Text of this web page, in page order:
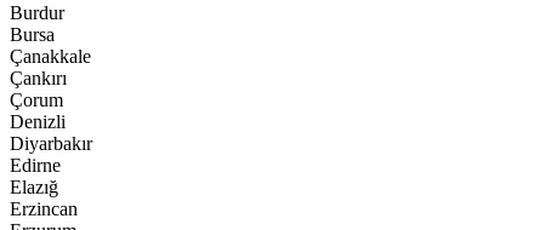
Burdur
Bursa
Çanakkale
Çankırı
Çorum
Denizli
Diyarbakır
Edirne
Elazığ
Erzincan